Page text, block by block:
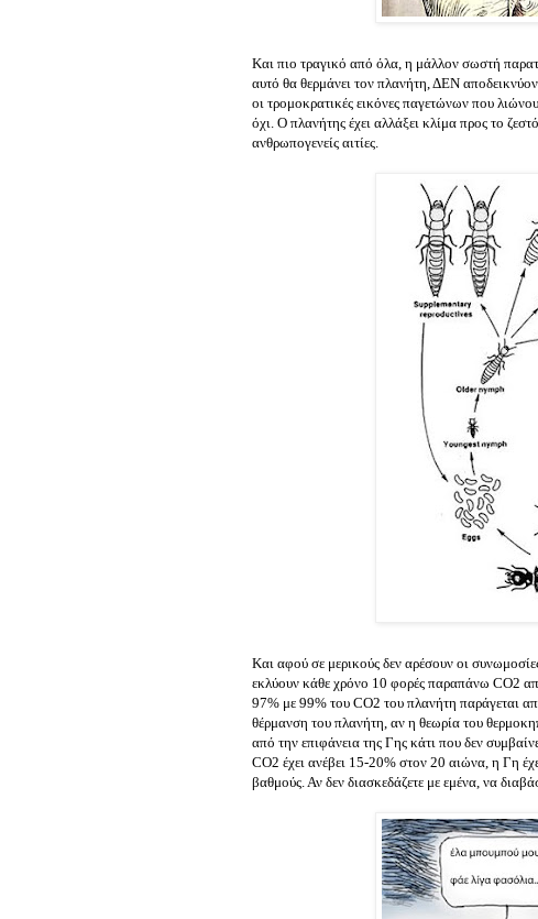
Και πιο τραγικό από όλα, η μάλλον σωστή
αυτό θα θερμάνει τον πλανήτη, ΔΕΝ
οι τρομοκρατικές εικόνες παγετώνων που
όχι. Ο πλανήτης έχει αλλάξει κλίμα προς το
ανθρωπογενείς αιτίες.
Και αφού σε μερικούς δεν αρέσουν οι
εκλύουν κάθε χρόνο 10 φορές παραπάνω CO2
97% με 99% του CO2 του πλανήτη παράγεται
θέρμανση του πλανήτη, αν η θεωρία του
από την επιφάνεια της Γης κάτι που δεν
CO2 έχει ανέβει 15-20% στον 20 αιώνα, η Γη
βαθμούς. Αν δεν διασκεδάζετε με εμένα, να